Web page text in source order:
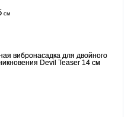
см